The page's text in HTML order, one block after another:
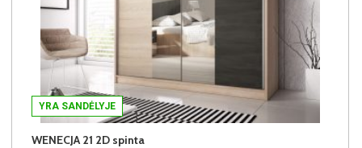
YRA SANDĖLYJE
WENECJA 21 2D spinta